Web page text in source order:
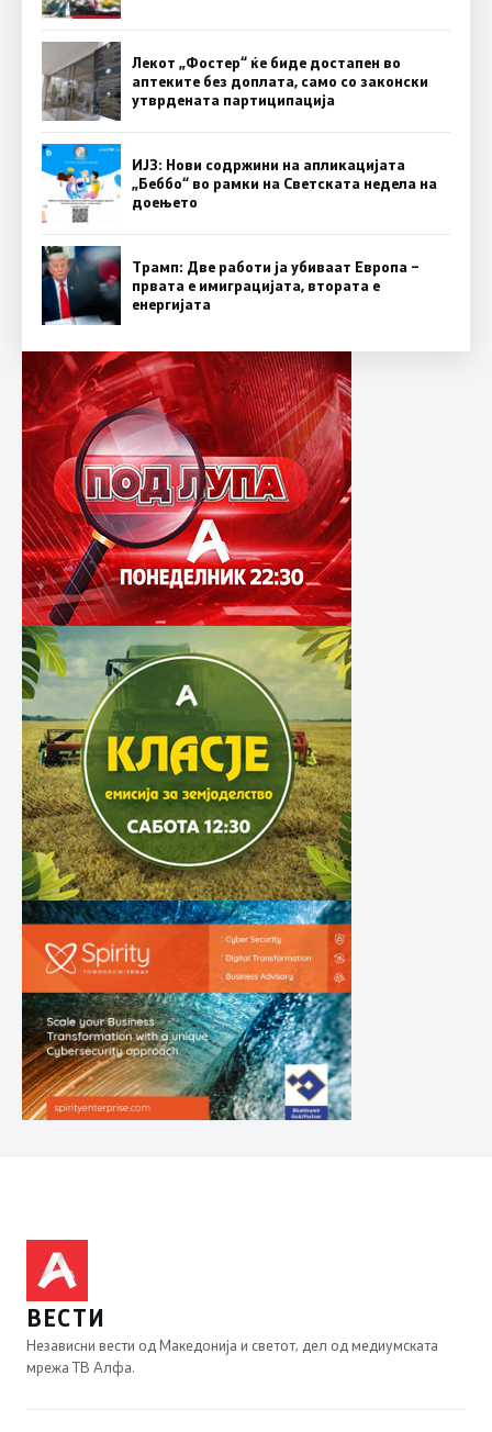
Лекот „Фостер“ ќе биде достапен во
аптеките без доплата, само со законски
утврдената партиципација
ИЈЗ: Нови содржини на апликацијата
„Беббо“ во рамки на Светската недела на
доењето
Трамп: Две работи ја убиваат Европа –
првата е имиграцијата, втората е
енергијата
ВЕСТИ
Независни вести од Македонија и светот, дел од медиумската
мрежа ТВ Алфа.